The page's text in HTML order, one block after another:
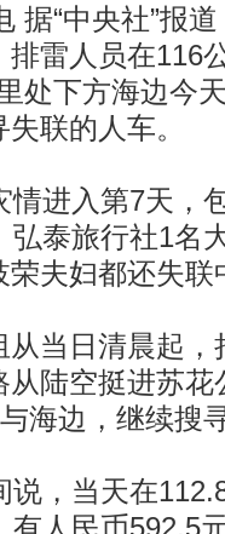
“中央社”报道
雷人员在116
处下方海边今
联的人车。
进入第7天，
弘泰旅行社1名
夫妇都还失联
当日清晨起，
陆空挺进苏花
海边，继续搜
，当天在